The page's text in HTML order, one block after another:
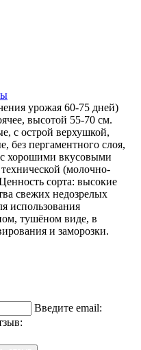
урожая 60-75 дней)
высотой 55-70 см.
с острой верхушкой,
без пергаментного слоя,
хорошими вкусовыми
(молочно-
сорта: высокие
свежих недозрелых
использования
тушёном виде, в
и заморозки.
Введите email: